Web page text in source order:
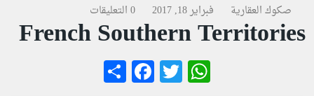
صكوك العقارية فبراير 18, 2017 0 التعليقات
French Southern Territories
WhatsApp
Twitter
Facebook